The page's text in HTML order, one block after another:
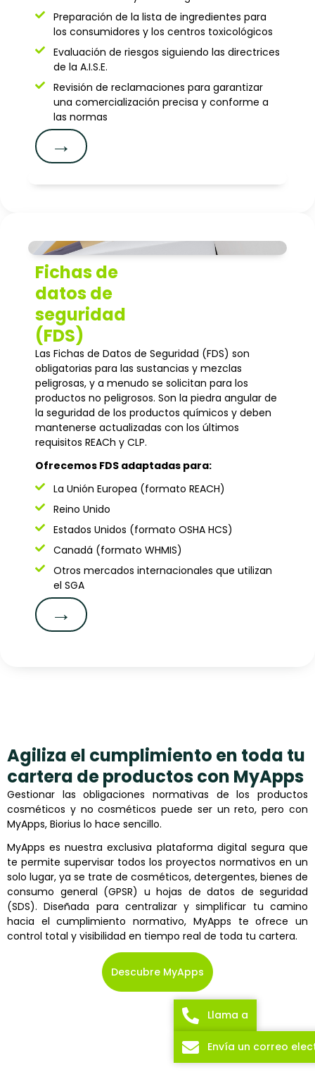
Preparación de la lista de ingredientes para
los consumidores y los centros toxicológicos
Evaluación de riesgos siguiendo las directrices
de la A.I.S.E.
Revisión de reclamaciones para garantizar
una comercialización precisa y conforme a
las normas
→
Fichas de
datos de
seguridad
(FDS)
Las Fichas de Datos de Seguridad (FDS) son
obligatorias para las sustancias y mezclas
peligrosas, y a menudo se solicitan para los
productos no peligrosos. Son la piedra angular de
la seguridad de los productos químicos y deben
mantenerse actualizadas con los últimos
requisitos REACh y CLP.
Ofrecemos FDS adaptadas para:
La Unión Europea (formato REACH)
Reino Unido
Estados Unidos (formato OSHA HCS)
Canadá (formato WHMIS)
Otros mercados internacionales que utilizan
el SGA
→
Agiliza el cumplimiento en toda tu
cartera de productos con MyApps
Gestionar las obligaciones normativas de los productos
cosméticos y no cosméticos puede ser un reto, pero con
MyApps, Biorius lo hace sencillo.
MyApps es nuestra exclusiva plataforma digital segura que
te permite supervisar todos los proyectos normativos en un
solo lugar, ya se trate de cosméticos, detergentes, bienes de
consumo general (GPSR) u hojas de datos de seguridad
(SDS). Diseñada para centralizar y simplificar tu camino
hacia el cumplimiento normativo, MyApps te ofrece un
control total y visibilidad en tiempo real de toda tu cartera.
Descubre MyApps
Llama a
Envía un correo